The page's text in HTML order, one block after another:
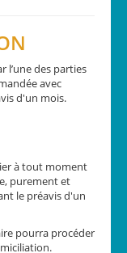
l’une des parties
avec
d'un mois.
à tout moment
purement et
le préavis d'un
pourra procéder